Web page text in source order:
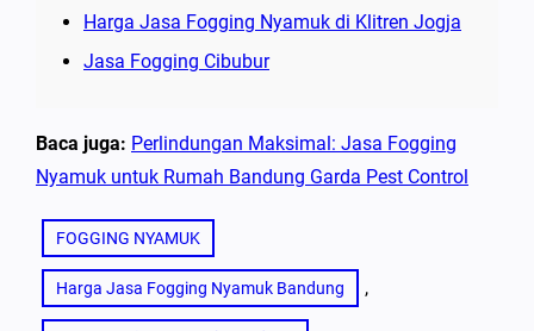
Harga Jasa Fogging Nyamuk di Klitren Jogja
Jasa Fogging Cibubur
Baca juga: Perlindungan Maksimal: Jasa Fogging
Nyamuk untuk Rumah Bandung Garda Pest Control
FOGGING NYAMUK
Harga Jasa Fogging Nyamuk Bandung ,